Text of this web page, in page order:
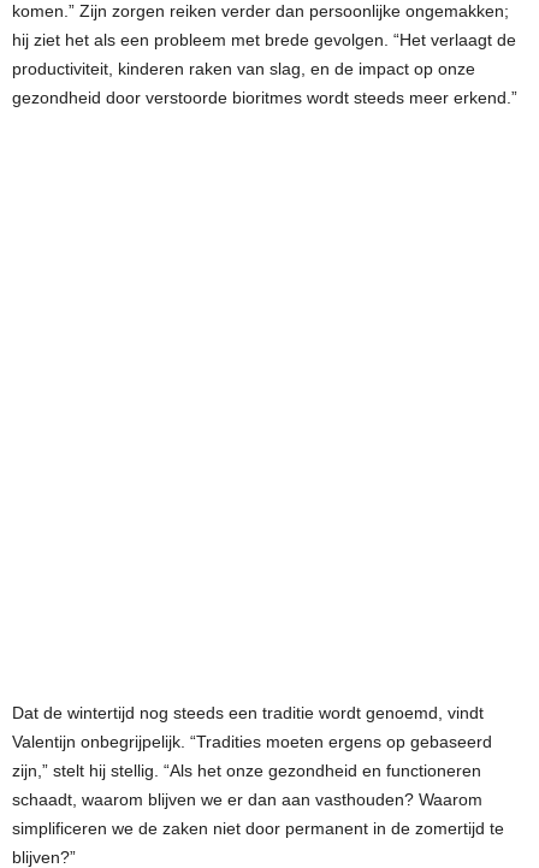
komen.” Zijn zorgen reiken verder dan persoonlijke ongemakken;
hij ziet het als een probleem met brede gevolgen. “Het verlaagt de
productiviteit, kinderen raken van slag, en de impact op onze
gezondheid door verstoorde bioritmes wordt steeds meer erkend.”
Dat de wintertijd nog steeds een traditie wordt genoemd, vindt
Valentijn onbegrijpelijk. “Tradities moeten ergens op gebaseerd
zijn,” stelt hij stellig. “Als het onze gezondheid en functioneren
schaadt, waarom blijven we er dan aan vasthouden? Waarom
simplificeren we de zaken niet door permanent in de zomertijd te
blijven?”